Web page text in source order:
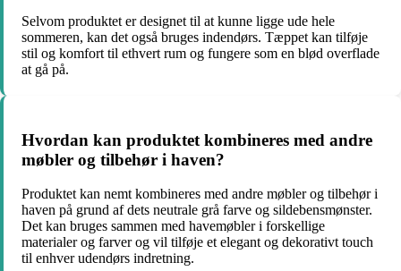
Selvom produktet er designet til at kunne ligge ude hele
sommeren, kan det også bruges indendørs. Tæppet kan tilføje
stil og komfort til ethvert rum og fungere som en blød overflade
at gå på.
Hvordan kan produktet kombineres med andre
møbler og tilbehør i haven?
Produktet kan nemt kombineres med andre møbler og tilbehør i
haven på grund af dets neutrale grå farve og sildebensmønster.
Det kan bruges sammen med havemøbler i forskellige
materialer og farver og vil tilføje et elegant og dekorativt touch
til enhver udendørs indretning.